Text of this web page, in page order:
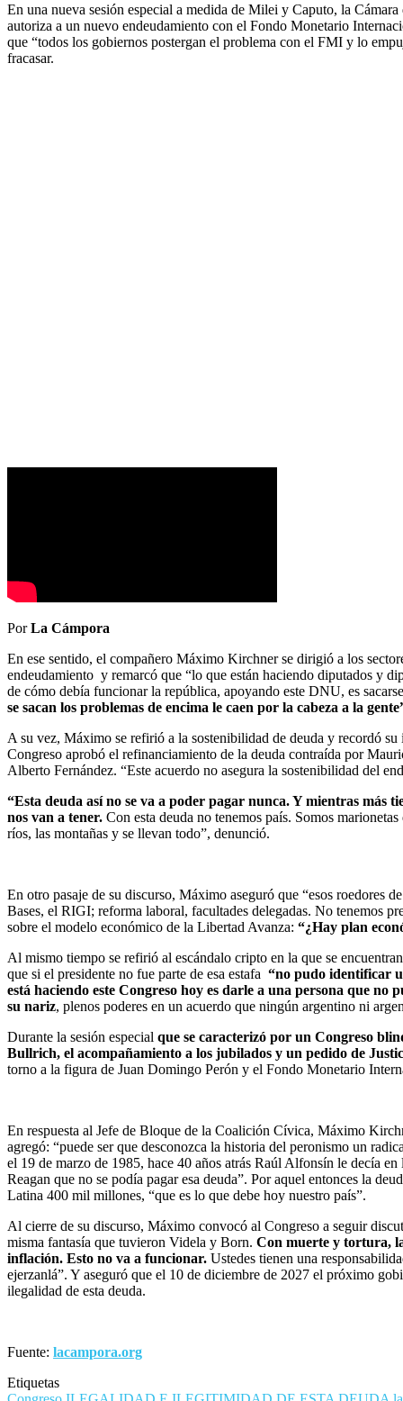
En una nueva sesión especial a medida de Milei y Caputo, la
autoriza a un nuevo endeudamiento con el Fondo Monetario
que “todos los gobiernos postergan el problema con el FMI y lo
fracasar.
PorLa Cámpora
En ese sentido, el compañero Máximo Kirchner se dirigió a los
endeudamiento y remarcó que “lo que están haciendo diputados y
de cómo debía funcionar la república, apoyando este DNU, es
se sacan los problemas de encima le caen por la cabeza a la
A su vez, Máximo se refirió a la sostenibilidad de deuda y recordó
Congreso aprobó el refinanciamiento de la deuda contraída por
Alberto Fernández. “Este acuerdo no asegura la sostenibilidad del
“Esta deuda así no se va a poder pagar nunca. Y mientras más
nos van a tener. Con esta deuda no tenemos país. Somos
ríos, las montañas y se llevan todo”, denunció.
En otro pasaje de su discurso, Máximo aseguró que “esos roedores
Bases, el RIGI; reforma laboral, facultades delegadas. No tenemos
sobre el modelo económico de la Libertad Avanza: “¿Hay plan
Al mismo tiempo se refirió al escándalo cripto en la que se
que si el presidente no fue parte de esa estafa “no pudo identificar
está haciendo este Congreso hoy es darle a una persona que no
su nariz, plenos poderes en un acuerdo que ningún argentino ni
Durante la sesión especial que se caracterizó por un Congreso
Bullrich, el acompañamiento a los jubilados y un pedido de
torno a la figura de Juan Domingo Perón y el Fondo Monetario
En respuesta al Jefe de Bloque de la Coalición Cívica, Máximo
agregó: “puede ser que desconozca la historia del peronismo un
el 19 de marzo de 1985, hace 40 años atrás Raúl Alfonsín le decía
Reagan que no se podía pagar esa deuda”. Por aquel entonces la
Latina 400 mil millones, “que es lo que debe hoy nuestro país”.
Al cierre de su discurso, Máximo convocó al Congreso a seguir
misma fantasía que tuvieron Videla y Born. Con muerte y tortura,
inflación. Esto no va a funcionar. Ustedes tienen una
ejerzanlá”. Y aseguró que el 10 de diciembre de 2027 el próximo
ilegalidad de esta deuda.
Fuente: lacampora.org
Etiquetas